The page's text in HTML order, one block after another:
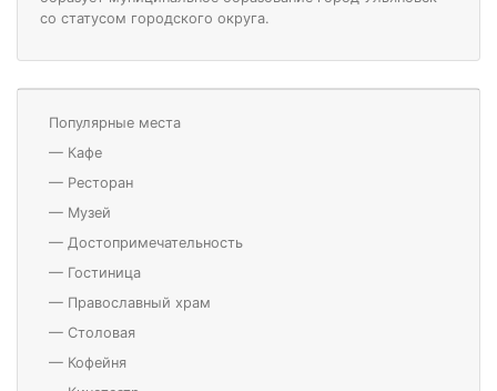
со статусом городского округа.
Популярные места
— Кафе
— Ресторан
— Музей
— Достопримечательность
— Гостиница
— Православный храм
— Столовая
— Кофейня